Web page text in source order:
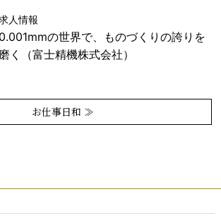
人情報
0.001mmの世界で、ものづくりの誇りを
磨く（富士精機株式会社）
お仕事日和 ≫